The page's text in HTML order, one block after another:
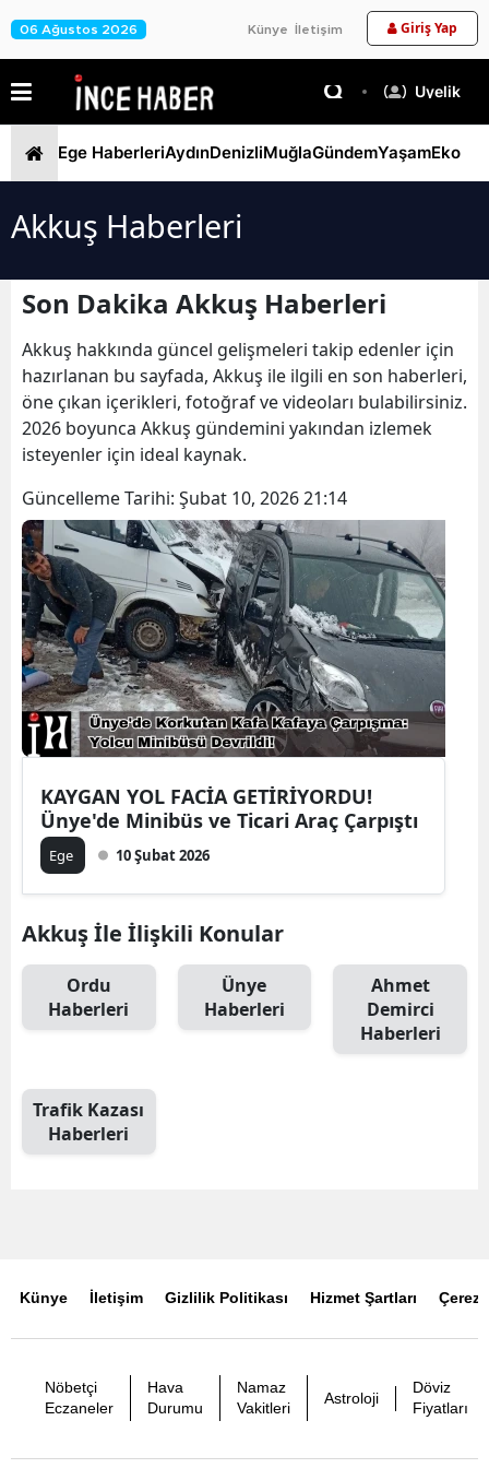
06 Ağustos 2026 Künye İletişim Giriş Yap
Üyelik
Ege HaberleriAydınDenizliMuğlaGündemYaşam
Akkuş Haberleri
Son Dakika Akkuş Haberleri
Akkuş hakkında güncel gelişmeleri takip edenler için
hazırlanan bu sayfada, Akkuş ile ilgili en son haberleri,
öne çıkan içerikleri, fotoğraf ve videoları bulabilirsiniz.
2026 boyunca Akkuş gündemini yakından izlemek
isteyenler için ideal kaynak.
Güncelleme Tarihi: Şubat 10, 2026 21:14
KAYGAN YOL FACİA GETİRİYORDU!
Ünye'de Minibüs ve Ticari Araç Çarpıştı
Ege 10 Şubat 2026
Akkuş İle İlişkili Konular
Ordu
Haberleri
Ünye
Haberleri
Ahmet
Demirci
Haberleri
Trafik Kazası
Haberleri
Künye İletişim Gizlilik Politikası Hizmet Şartları Çerez
Nöbetçi
Eczaneler
Hava
Durumu
Namaz
Vakitleri
Astroloji
Döviz
Fiyatları